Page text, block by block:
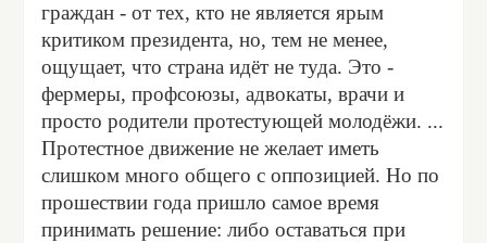
граждан - от тех, кто не является ярым
критиком президента, но, тем не менее,
ощущает, что страна идёт не туда. Это -
фермеры, профсоюзы, адвокаты, врачи и
просто родители протестующей молодёжи. ...
Протестное движение не желает иметь
слишком много общего с оппозицией. Но по
прошествии года пришло самое время
принимать решение: либо оставаться при